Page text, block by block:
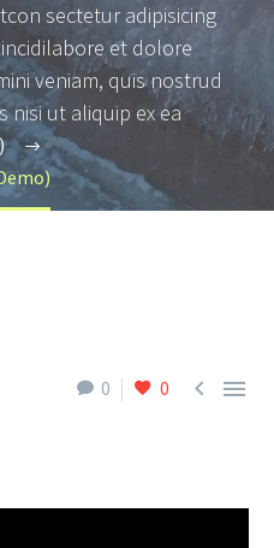
sectetur adipisicing
et dolore
veniam, quis nostrud
nisi ut aliquip ex ea
0 0  